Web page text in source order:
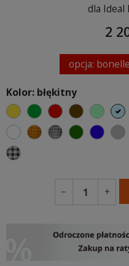
dla Ideal
2
opcja:
Kolor: błękitny
żółtyzielonyczerwony
białyzłotysrebrny
Kratka
− +